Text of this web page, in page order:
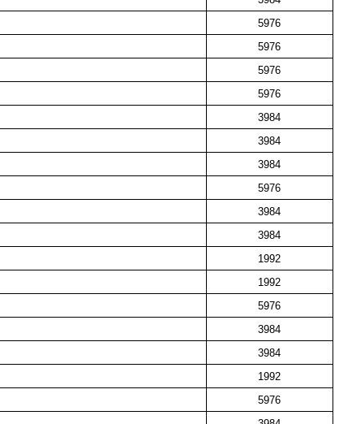
5976
5976
5976
5976
3984
3984
3984
5976
3984
3984
1992
1992
5976
3984
3984
1992
5976